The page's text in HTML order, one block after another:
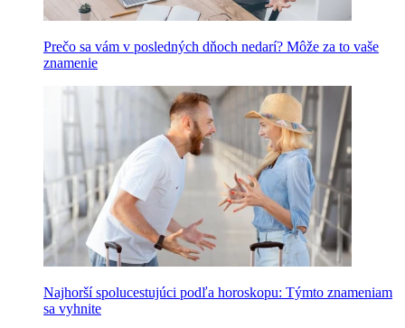
Prečo sa vám v posledných dňoch nedarí? Môže za to vaše
znamenie
Najhorší spolucestujúci podľa horoskopu: Týmto znameniam
sa vyhnite